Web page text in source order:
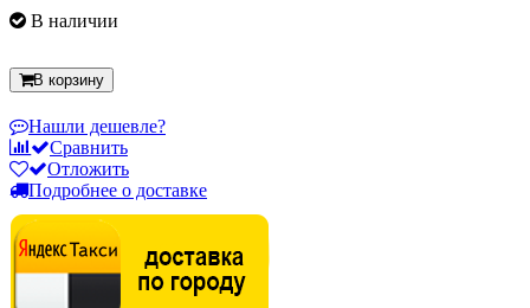
В наличии
В корзину
Нашли дешевле?
Сравнить
Отложить
Подробнее о доставке